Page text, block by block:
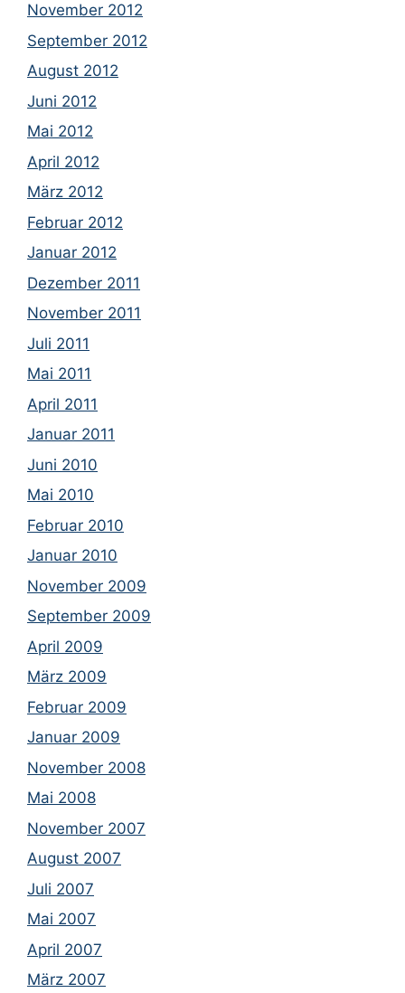
November 2012
September 2012
August 2012
Juni 2012
Mai 2012
April 2012
März 2012
Februar 2012
Januar 2012
Dezember 2011
November 2011
Juli 2011
Mai 2011
April 2011
Januar 2011
Juni 2010
Mai 2010
Februar 2010
Januar 2010
November 2009
September 2009
April 2009
März 2009
Februar 2009
Januar 2009
November 2008
Mai 2008
November 2007
August 2007
Juli 2007
Mai 2007
April 2007
März 2007